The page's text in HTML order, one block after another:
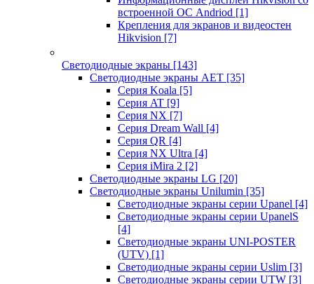
встроенной ОС Andriod [1]
Крепления для экранов и видеостен
Hikvision [7]
Светодиодные экраны [143]
Светодиодные экраны AET [35]
Cерия Koala [5]
Серия AT [9]
Серия NX [7]
Серия Dream Wall [4]
Серия QR [4]
Серия NX Ultra [4]
Серия iMira 2 [2]
Светодиодные экраны LG [20]
Светодиодные экраны Unilumin [35]
Светодиодные экраны серии Upanel [4]
Светодиодные экраны серии UpanelS
[4]
Светодиодные экраны UNI-POSTER
(UTV) [1]
Светодиодные экраны серии Uslim [3]
Светодиодные экраны серии UTW [3]